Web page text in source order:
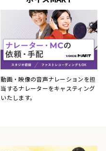
動画・映像の音声ナレーションを担
当するナレーターをキャスティング
いたします。